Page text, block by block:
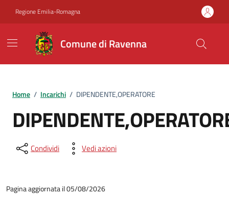
Regione Emilia-Romagna
Comune di Ravenna
Home / Incarichi / DIPENDENTE,OPERATORE
Condividi Vedi azioni
Pagina aggiornata il 05/08/2026